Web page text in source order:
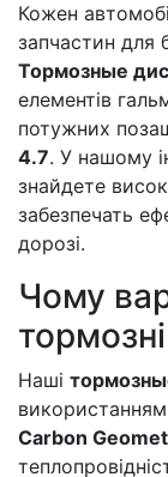
Кожен
запчастин для
Тормозные
елементів
потужних
4.7. У нашому
знайдете
забезпечать
дорозі.
Чому
Наші
Carbon Geomet